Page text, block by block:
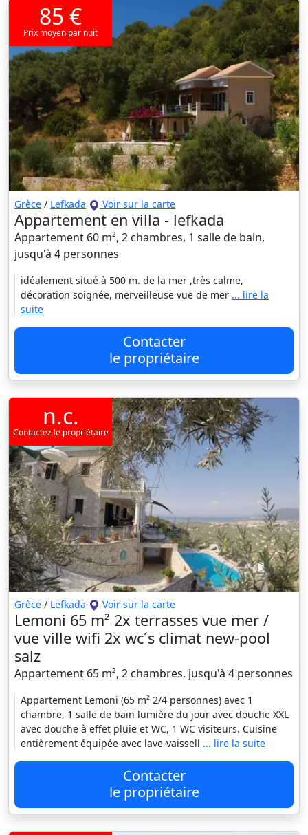
85 €
Prix moyen par nuit
Grèce / Lefkada Voir sur la carte
Appartement en villa - lefkada
Appartement 60 m², 2 chambres, 1 salle de bain,
jusqu'à 4 personnes
idéalement situé à 500 m. de la mer ,très calme,
décoration soignée, merveilleuse vue de mer ... lire la
suite
Contacter
le propriétaire
n.c.
Contactez le propriétaire
Grèce / Lefkada Voir sur la carte
Lemoni 65 m² 2x terrasses vue mer /
vue ville wifi 2x wc´s climat new-pool
salz
Appartement 65 m², 2 chambres, jusqu'à 4 personnes
Appartement Lemoni (65 m² 2/4 personnes) avec 1
chambre, 1 salle de bain lumière du jour avec douche XXL
avec douche à effet pluie et WC, 1 WC visiteurs. Cuisine
entièrement équipée avec lave-vaissell ... lire la suite
Contacter
le propriétaire